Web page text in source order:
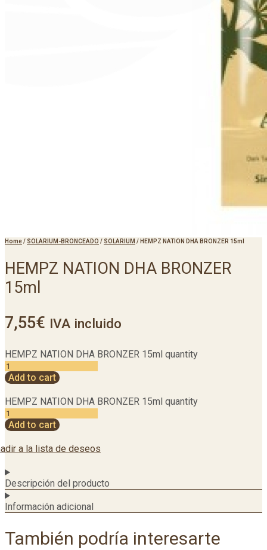
Home/ SOLARIUM-BRONCEADO / SOLARIUM / HEMPZ NATION DHA BRONZER 15ml
HEMPZ NATION DHA BRONZER
15ml
7,55€ IVA incluido
HEMPZ NATION DHA BRONZER 15ml quantity
Add to cart
HEMPZ NATION DHA BRONZER 15ml quantity
Add to cart
a la lista de deseos
Descripción del producto
Información adicional
También podría interesarte